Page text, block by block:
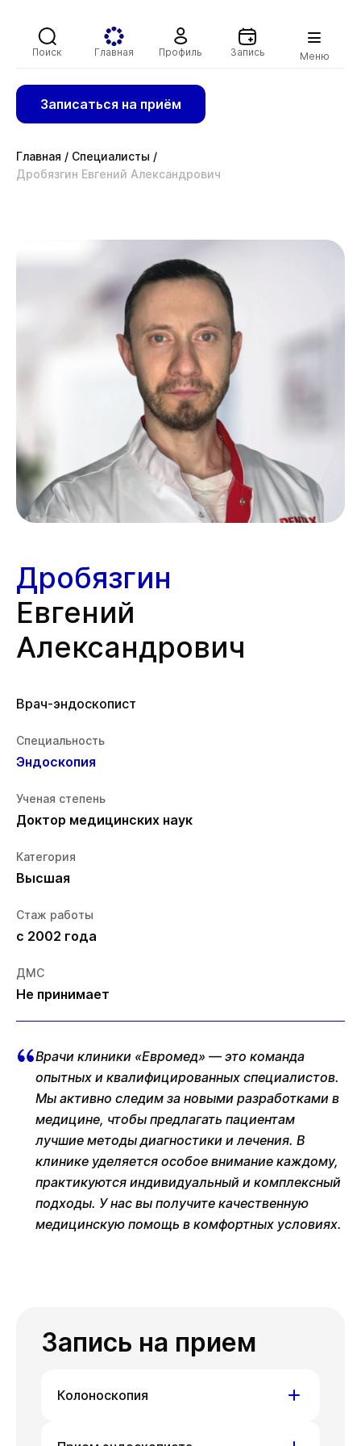
Поиск Главная Профиль Запись Меню
Записаться на приём
Главная / Специалисты /
Дробязгин Евгений Александрович
Дробязгин
Евгений
Александрович
Врач-эндоскопист
Специальность
Эндоскопия
Ученая степень
Доктор медицинских наук
Категория
Высшая
Стаж работы
с 2002 года
ДМС
Не принимает
Врачи клиники «Евромед» — это команда
опытных и квалифицированных специалистов.
Мы активно следим за новыми разработками в
медицине, чтобы предлагать пациентам
лучшие методы диагностики и лечения. В
клинике уделяется особое внимание каждому,
практикуются индивидуальный и комплексный
подходы. У нас вы получите качественную
медицинскую помощь в комфортных условиях.
Запись на прием
Колоноскопия
ул. Писарева, д. 68